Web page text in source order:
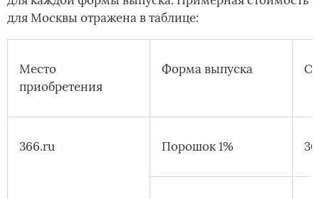
для Москвы отражена в таблице:
Место
приобретения
Форма выпуска
366.ru Порошок 1%